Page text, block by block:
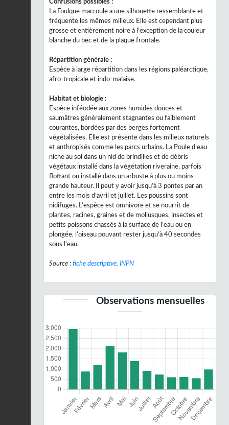
Confusions possibles :
La Foulque macroule a une silhouette ressemblante et
fréquente les mêmes milieux. Elle est cependant plus
grosse et entièrement noire à l’exception de la couleur
blanche du bec et de la plaque frontale.
Répartition générale :
Espèce à large répartition dans les régions paléarctique,
afro-tropicale et indo-malaise.
Habitat et biologie :
Espèce inféodée aux zones humides douces et
saumâtres généralement stagnantes ou faiblement
courantes, bordées par des berges fortement
végétalisées. Elle est présente dans les milieux naturels
et anthropisés comme les parcs urbains. La Poule d’eau
niche au sol dans un nid de brindilles et de débris
végétaux installé dans la végétation riveraine, parfois
flottant ou installé dans un arbuste à plus ou moins
grande hauteur. Il peut y avoir jusqu’à 3 pontes par an
entre les mois d’avril et juillet. Les poussins sont
nidifuges. L’espèce est omnivore et se nourrit de
plantes, racines, graines et de mollusques, insectes et
petits poissons chassés à la surface de l’eau ou en
plongée, l’oiseau pouvant rester jusqu’à 40 secondes
sous l’eau.
Source : fiche descriptive, INPN
Observations mensuelles